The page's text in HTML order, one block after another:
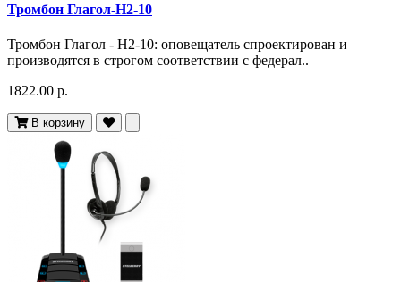
Тромбон Глагол-Н2-10
Тромбон Глагол - Н2-10: оповещатель спроектирован и
производятся в строгом соответствии с федерал..
1822.00 р.
В корзину